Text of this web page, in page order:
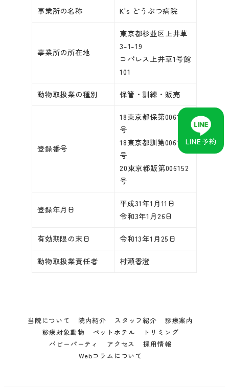
事業所の名称 K's どうぶつ病院
事業所の所在地
東京都杉並区上井草
3-1-19
コパレス上井草1号館
101
動物取扱業の種別 保管・訓練・販売
登録番号
18東京都保第006152
号
18東京都訓第006152
号
20東京都販第006152
号
登録年月日
平成31年1月11日
令和3年1月26日
有効期限の末日 令和13年1月25日
動物取扱業責任者 村瀬香澄
LINE予約
当院について 院内紹介 スタッフ紹介
診療案内
診療対象動物
ペットホテル
トリミング
パピーパーティ
アクセス
採用情報
Webコラムについて